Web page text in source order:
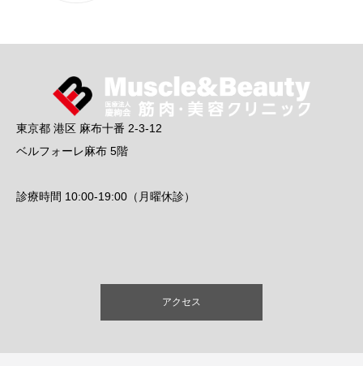
東京都 港区 麻布十番 2-3-12
ベルフォーレ麻布 5階
診療時間 10:00-19:00（月曜休診）
アクセス